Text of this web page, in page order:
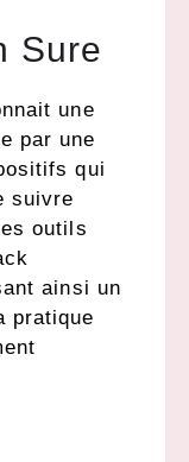
Sure
une
par une
qui
suivre
outils
ainsi un
pratique